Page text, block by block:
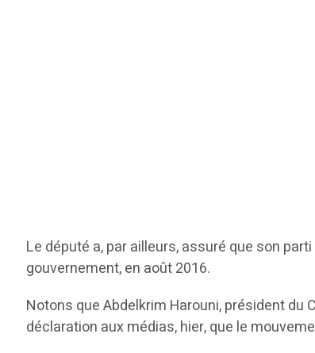
Le député a, par ailleurs, assuré que son
gouvernement, en août 2016.
Notons que Abdelkrim Harouni, président du
déclaration aux médias, hier, que le